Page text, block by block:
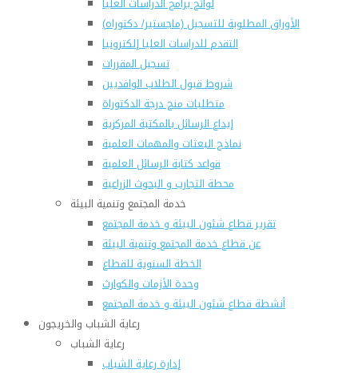
(الأوراق المطلوبة للتسجيل (ماجستير/ دكتوراه
التقدم للدراسات العليا إلكترونيا
تسجيل المقررات
شروط قبول الطلاب الوافديين
متطلبات منح درجة الدكتوراة
إيداع الرسائل بالمكتبة المركزية
نماذج البعثات والمهمات العلمية
قواعد كتابة الرسائل العلمية
محطة التجارب و البحوث الزراعية
خدمة المجتمع وتنمية البيئة
تقرير قطاع شئون البيئة و خدمة المجتمع
عن قطاع خدمة المجتمع وتنمية البيئة
الخطة السنوية للقطاع
وحدة الأزمات والكوارث
أنشطة قطاع شئون البيئة و خدمة المجتمع
رعاية الشباب والخريجون
رعاية الشباب
إدارة رعاية الشباب